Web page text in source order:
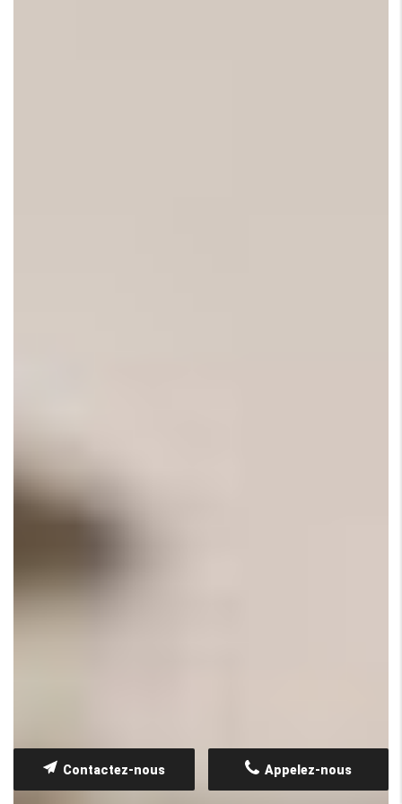
Appelez-nous
Contactez-nous